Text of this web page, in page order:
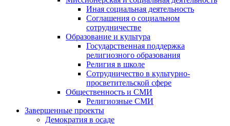
Иная социальная деятельность
Соглашения о социальном
сотрудничестве
Образование и культура
Государственная поддержка
религиозного образования
Религия в школе
Сотрудничество в культурно-
просветительской сфере
Общественность и СМИ
Религиозные СМИ
Завершенные проекты
Демократия в осаде